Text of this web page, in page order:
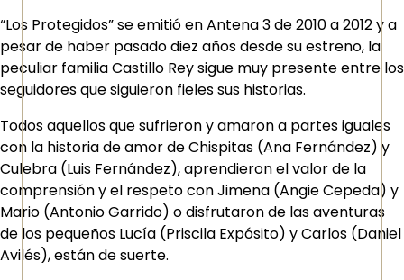
“Los Protegidos” se emitió en Antena 3 de 2010 a 2012 y a
pesar de haber pasado diez años desde su estreno, la
peculiar familia Castillo Rey sigue muy presente entre los
seguidores que siguieron fieles sus historias.
Todos aquellos que sufrieron y amaron a partes iguales
con la historia de amor de Chispitas (Ana Fernández) y
Culebra (Luis Fernández), aprendieron el valor de la
comprensión y el respeto con Jimena (Angie Cepeda) y
Mario (Antonio Garrido) o disfrutaron de las aventuras
de los pequeños Lucía (Priscila Expósito) y Carlos (Daniel
Avilés), están de suerte.